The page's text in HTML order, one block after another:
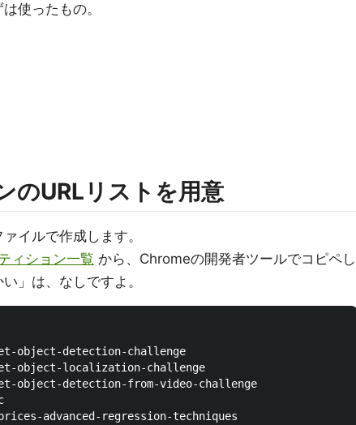
使ったもの。
のURLリストを用意
イルで作成します。
ィション一覧 から、Chromeの開発者ツールでコピペし
」は、なしですよ。
object-detection-challenge
object-localization-challenge
object-detection-from-video-challenge
advanced-regression-techniques